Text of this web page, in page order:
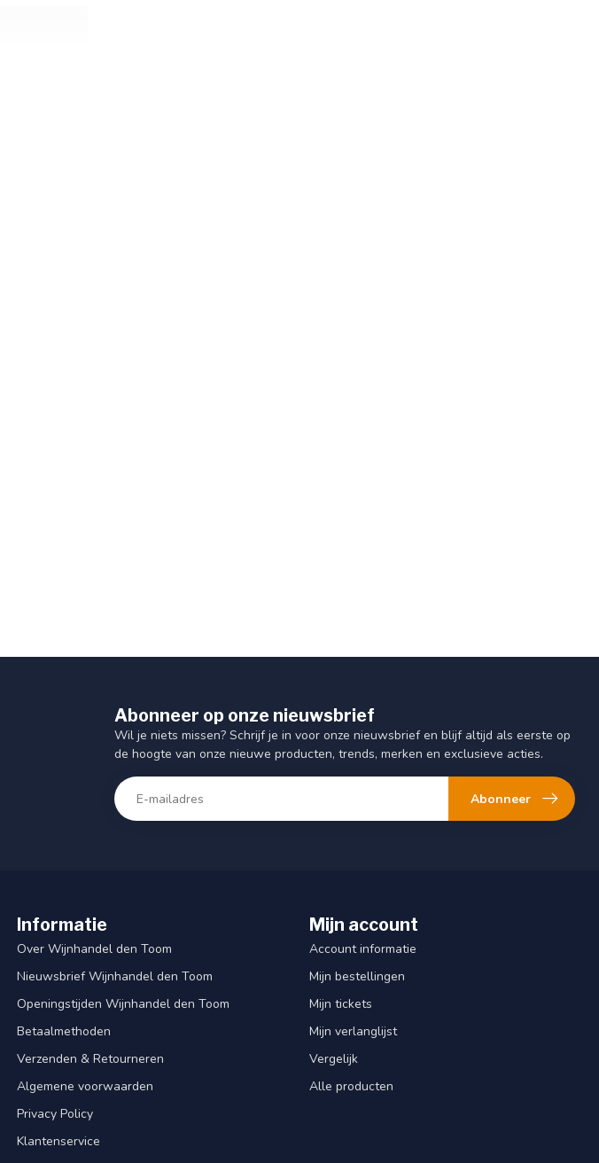
Abonneer op onze nieuwsbrief
Wil je niets missen? Schrijf je in voor onze nieuwsbrief en blijf altijd als eerste op
de hoogte van onze nieuwe producten, trends, merken en exclusieve acties.
Abonneer
Informatie
Over Wijnhandel den Toom
Nieuwsbrief Wijnhandel den Toom
Openingstijden Wijnhandel den Toom
Betaalmethoden
Verzenden & Retourneren
Algemene voorwaarden
Privacy Policy
Klantenservice
Mijn account
Account informatie
Mijn bestellingen
Mijn tickets
Mijn verlanglijst
Vergelijk
Alle producten